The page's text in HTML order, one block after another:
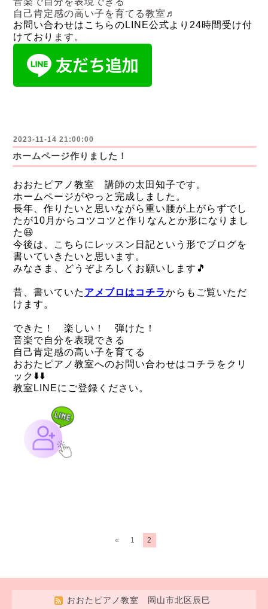
自己肯定感の高い子を育てる教室♬
お問い合わせはこちらのLINE公式より24時間受け付
けております。
2023-11-14 21:00:00
ホームページ作りました！
おおたピアノ教室 講師の太田知子です。
ホームページがやっと完成しました。
長年、作りたいと思いながら重い腰が上がらずでし
たが10月からコツコツと作りなんとか形になりまし
た😃
今後は、こちらにレッスン日記という形でブログを
書いていきたいと思います。
みなさま、どうぞよろしくお願いします🎵
昔、書いていた アメブロはコチラからもご覧いただ
けます。
できた！ 楽しい！ 弾けた！
音楽で自分を表現できる
自己肯定感の高い子を育てる
おおたピアノ教室へのお問い合わせはコチラをクリ
ック⬇️⬇️
教室LINEにご登録ください。
« 1 2
おおたピアノ教室 岡山市北区辰巳